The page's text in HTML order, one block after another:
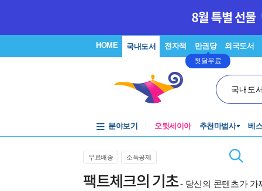
HOME 국내도서 전자책 만권당
첫달무료
외국도서
국내도
분야보기 오뒷세이아 추천마법사 베
무료배송 소득공제
팩트체크의 기초- 당신의 콘텐츠가 가